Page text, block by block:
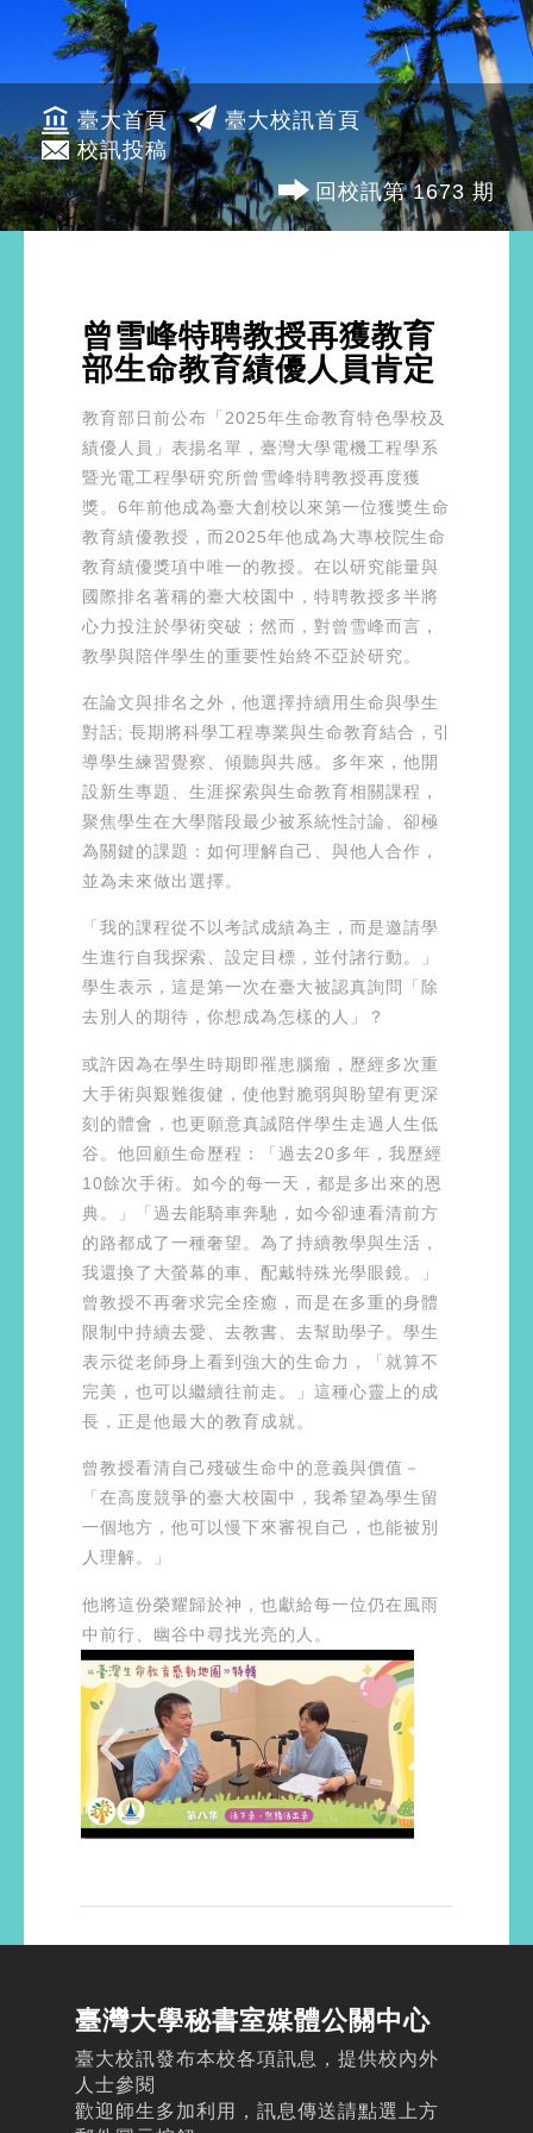
臺大首頁
臺大校訊首頁
校訊投稿
回校訊第 1673 期
曾雪峰特聘教授再獲教育
部生命教育績優人員肯定
教育部日前公布「2025年生命教育特色學校及
績優人員」表揚名單，臺灣大學電機工程學系
暨光電工程學研究所曾雪峰特聘教授再度獲
獎。6年前他成為臺大創校以來第一位獲獎生命
教育績優教授，而2025年他成為大專校院生命
教育績優獎項中唯一的教授。在以研究能量與
國際排名著稱的臺大校園中，特聘教授多半將
心力投注於學術突破；然而，對曾雪峰而言，
教學與陪伴學生的重要性始終不亞於研究。
在論文與排名之外，他選擇持續用生命與學生
對話; 長期將科學工程專業與生命教育結合，引
導學生練習覺察、傾聽與共感。多年來，他開
設新生專題、生涯探索與生命教育相關課程，
聚焦學生在大學階段最少被系統性討論、卻極
為關鍵的課題：如何理解自己、與他人合作，
並為未來做出選擇。
「我的課程從不以考試成績為主，而是邀請學
生進行自我探索、設定目標，並付諸行動。」
學生表示，這是第一次在臺大被認真詢問「除
去別人的期待，你想成為怎樣的人」？
或許因為在學生時期即罹患腦瘤，歷經多次重
大手術與艱難復健，使他對脆弱與盼望有更深
刻的體會，也更願意真誠陪伴學生走過人生低
谷。他回顧生命歷程：「過去20多年，我歷經
10餘次手術。如今的每一天，都是多出來的恩
典。」「過去能騎車奔馳，如今卻連看清前方
的路都成了一種奢望。為了持續教學與生活，
我還換了大螢幕的車、配戴特殊光學眼鏡。」
曾教授不再奢求完全痊癒，而是在多重的身體
限制中持續去愛、去教書、去幫助學子。學生
表示從老師身上看到強大的生命力，「就算不
完美，也可以繼續往前走。」這種心靈上的成
長，正是他最大的教育成就。
曾教授看清自己殘破生命中的意義與價值－
「在高度競爭的臺大校園中，我希望為學生留
一個地方，他可以慢下來審視自己，也能被別
人理解。」
他將這份榮耀歸於神，也獻給每一位仍在風雨
中前行、幽谷中尋找光亮的人。
臺灣大學秘書室媒體公關中心
臺大校訊發布本校各項訊息，提供校內外
人士參閱
歡迎師生多加利用，訊息傳送請點選上方